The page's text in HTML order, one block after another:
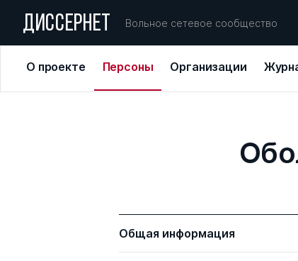
ДИССЕРНЕТ Вольное сетевое сообщество
О проекте Персоны Организации
Общая информация